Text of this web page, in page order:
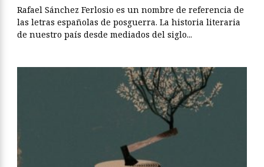
Rafael Sánchez Ferlosio es un nombre de referencia de
las letras españolas de posguerra. La historia literaria
de nuestro país desde mediados del siglo...